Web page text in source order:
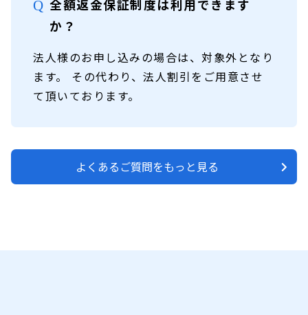
全額返金保証制度は利用できます
か？
法人様のお申し込みの場合は、対象外となり
ます。 その代わり、法人割引をご用意させ
て頂いております。
よくあるご質問をもっと見る